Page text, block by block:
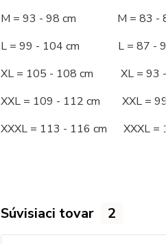
M = 93 - 98 cm M = 83 -
L = 99 - 104 cm L = 87 -
XL = 105 - 108 cm XL = 93 -
XXL = 109 - 112 cm XXL =
XXXL = 113 - 116 cm XXXL =
Súvisiaci tovar 2